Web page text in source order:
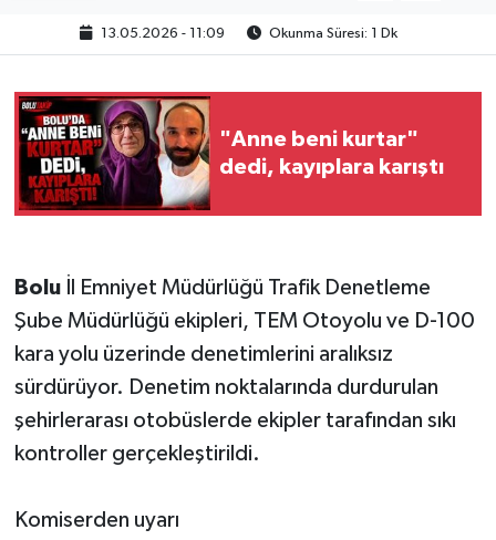
13.05.2026 - 11:09 Okunma Süresi: 1 Dk
"Anne beni kurtar"
dedi, kayıplara karıştı
Boluİl Emniyet Müdürlüğü Trafik Denetleme
Şube Müdürlüğü ekipleri, TEM Otoyolu ve D-100
kara yolu üzerinde denetimlerini aralıksız
sürdürüyor. Denetim noktalarında durdurulan
şehirlerarası otobüslerde ekipler tarafından sıkı
kontroller gerçekleştirildi.
Komiserden uyarı